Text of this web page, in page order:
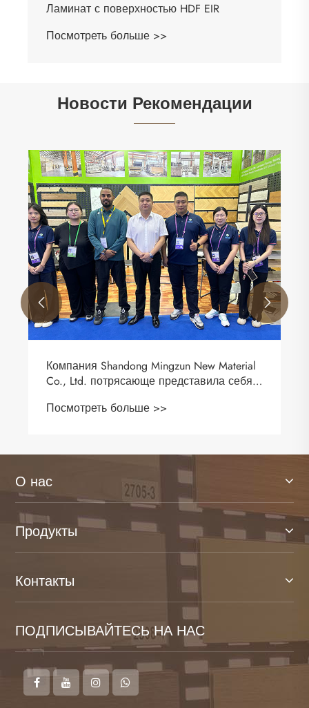
Ламинат с поверхностью HDF EIR
Посмотреть больше >>
Новости Рекомендации
Компания Shandong Mingzun New Material
Co., Ltd. потрясающе представила себя
покрытий
Посмотреть больше >>
 
О нас
Продукты
Контакты
ПОДПИСЫВАЙТЕСЬ НА НАС